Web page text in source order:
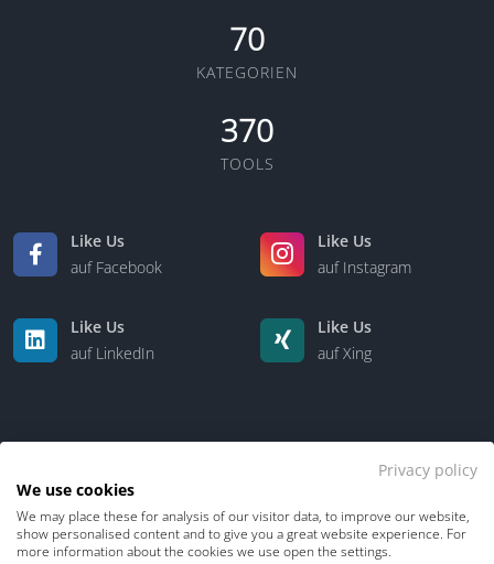
70
KATEGORIEN
370
TOOLS
Like Us
auf Facebook
Like Us
auf Instagram
Like Us
auf LinkedIn
Like Us
auf Xing
Kontakt Über uns
Privacy policy
We use cookies
We may place these for analysis of our visitor data, to improve our website,
show personalised content and to give you a great website experience. For
more information about the cookies we use open the settings.